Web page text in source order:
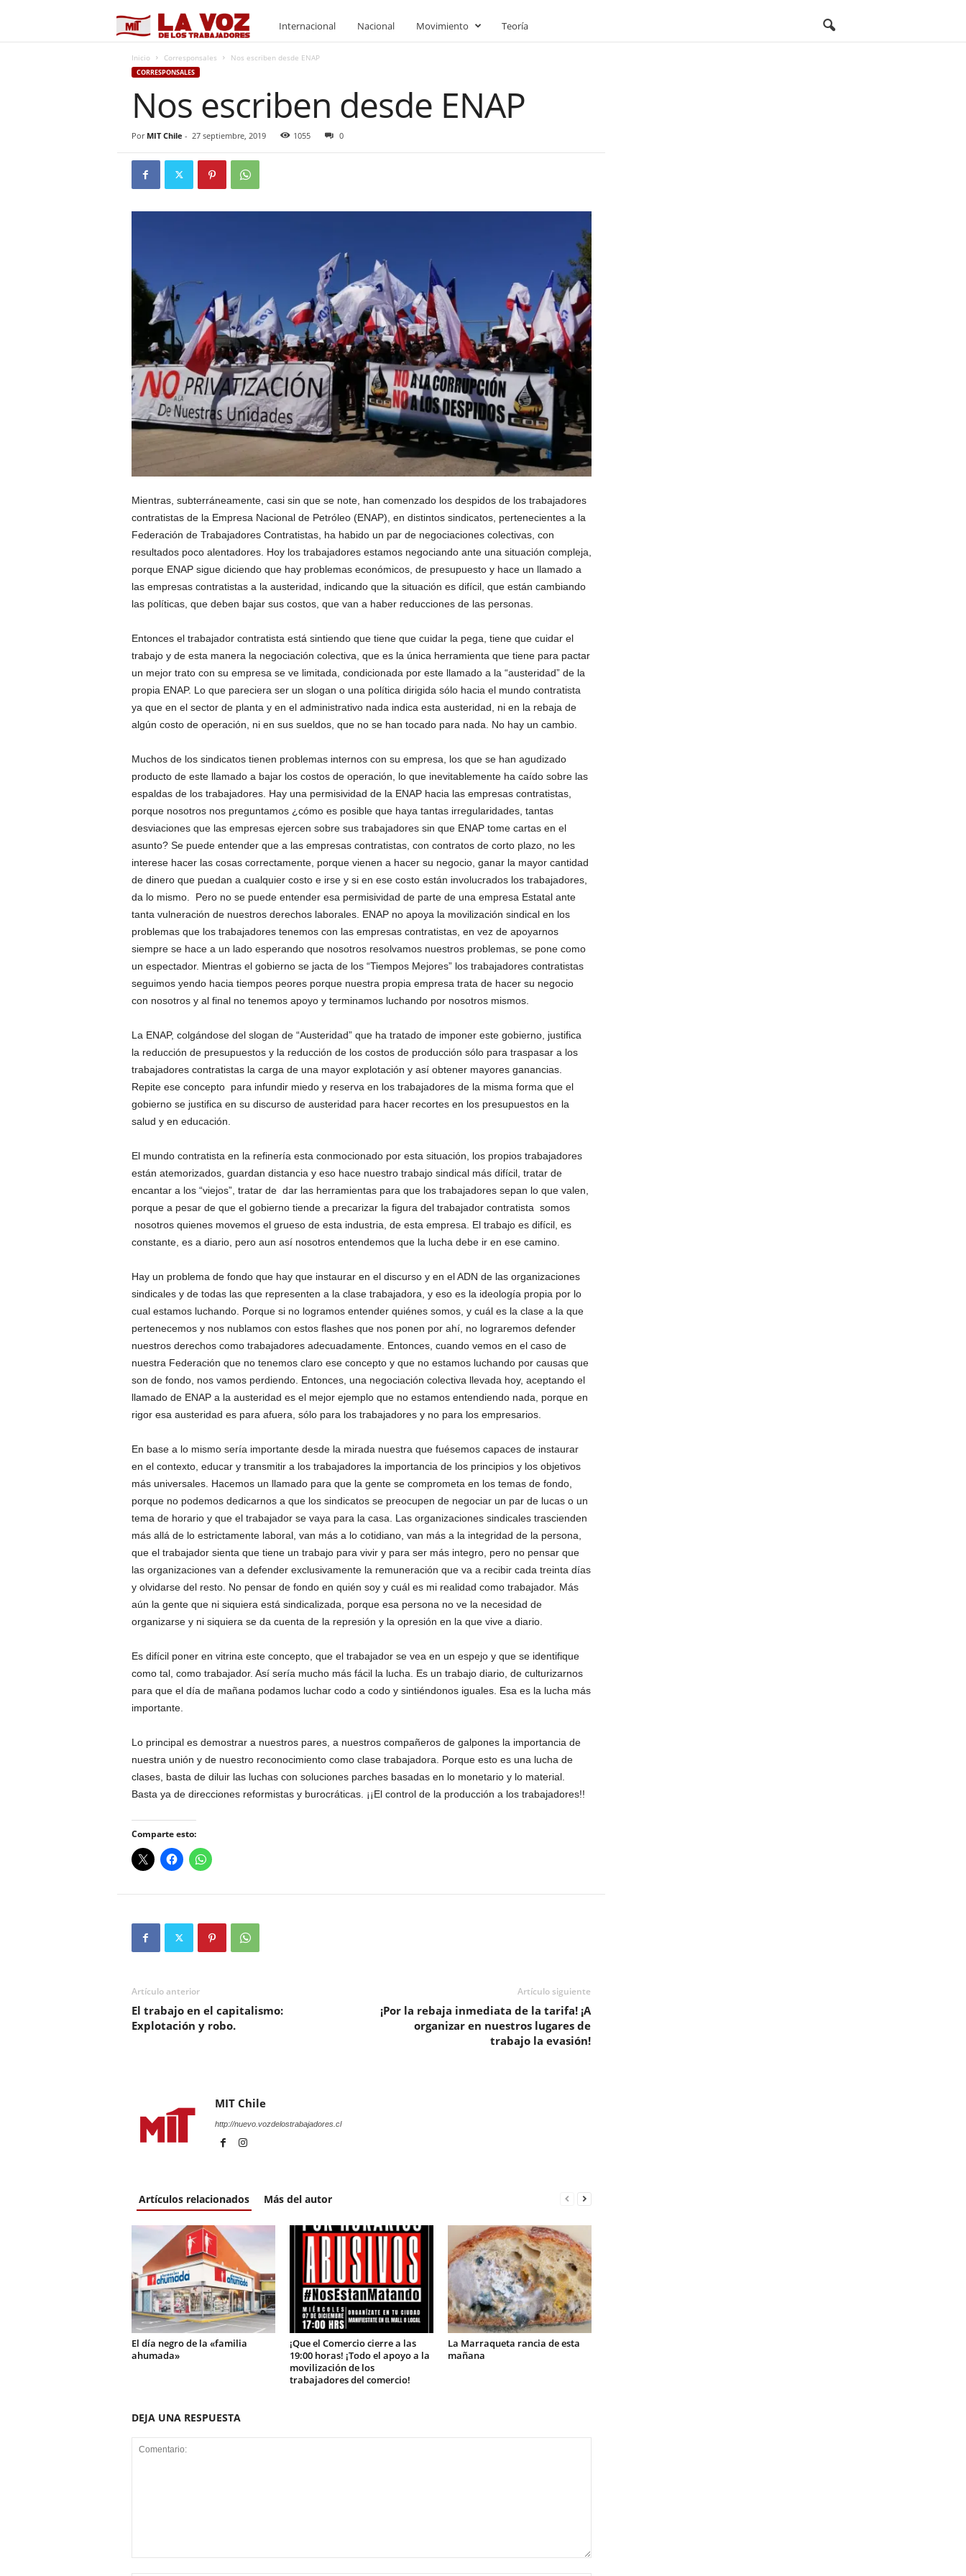
I
Internacional Nacional Movimiento Teoría
Inicio Corresponsales Nos escriben desde ENAP
CORRESPONSALES
Nos escriben desde ENAP
Por MIT Chile - 27 septiembre, 2019 1055 0
Mientras, subterráneamente, casi sin que se note, han comenzado los despidos de los trabajadores
contratistas de la Empresa Nacional de Petróleo (ENAP), en distintos sindicatos, pertenecientes a la
Federación de Trabajadores Contratistas, ha habido un par de negociaciones colectivas, con
resultados poco alentadores. Hoy los trabajadores estamos negociando ante una situación compleja,
porque ENAP sigue diciendo que hay problemas económicos, de presupuesto y hace un llamado a
las empresas contratistas a la austeridad, indicando que la situación es difícil, que están cambiando
las políticas, que deben bajar sus costos, que van a haber reducciones de las personas.
Entonces el trabajador contratista está sintiendo que tiene que cuidar la pega, tiene que cuidar el
trabajo y de esta manera la negociación colectiva, que es la única herramienta que tiene para pactar
un mejor trato con su empresa se ve limitada, condicionada por este llamado a la “austeridad” de la
propia ENAP. Lo que pareciera ser un slogan o una política dirigida sólo hacia el mundo contratista
ya que en el sector de planta y en el administrativo nada indica esta austeridad, ni en la rebaja de
algún costo de operación, ni en sus sueldos, que no se han tocado para nada. No hay un cambio.
Muchos de los sindicatos tienen problemas internos con su empresa, los que se han agudizado
producto de este llamado a bajar los costos de operación, lo que inevitablemente ha caído sobre las
espaldas de los trabajadores. Hay una permisividad de la ENAP hacia las empresas contratistas,
porque nosotros nos preguntamos ¿cómo es posible que haya tantas irregularidades, tantas
desviaciones que las empresas ejercen sobre sus trabajadores sin que ENAP tome cartas en el
asunto? Se puede entender que a las empresas contratistas, con contratos de corto plazo, no les
interese hacer las cosas correctamente, porque vienen a hacer su negocio, ganar la mayor cantidad
de dinero que puedan a cualquier costo e irse y si en ese costo están involucrados los trabajadores,
da lo mismo. Pero no se puede entender esa permisividad de parte de una empresa Estatal ante
tanta vulneración de nuestros derechos laborales. ENAP no apoya la movilización sindical en los
problemas que los trabajadores tenemos con las empresas contratistas, en vez de apoyarnos
siempre se hace a un lado esperando que nosotros resolvamos nuestros problemas, se pone como
un espectador. Mientras el gobierno se jacta de los “Tiempos Mejores” los trabajadores contratistas
seguimos yendo hacia tiempos peores porque nuestra propia empresa trata de hacer su negocio
con nosotros y al final no tenemos apoyo y terminamos luchando por nosotros mismos.
La ENAP, colgándose del slogan de “Austeridad” que ha tratado de imponer este gobierno, justifica
la reducción de presupuestos y la reducción de los costos de producción sólo para traspasar a los
trabajadores contratistas la carga de una mayor explotación y así obtener mayores ganancias.
Repite ese concepto para infundir miedo y reserva en los trabajadores de la misma forma que el
gobierno se justifica en su discurso de austeridad para hacer recortes en los presupuestos en la
salud y en educación.
El mundo contratista en la refinería esta conmocionado por esta situación, los propios trabajadores
están atemorizados, guardan distancia y eso hace nuestro trabajo sindical más difícil, tratar de
encantar a los “viejos”, tratar de dar las herramientas para que los trabajadores sepan lo que valen,
porque a pesar de que el gobierno tiende a precarizar la figura del trabajador contratista somos
nosotros quienes movemos el grueso de esta industria, de esta empresa. El trabajo es difícil, es
constante, es a diario, pero aun así nosotros entendemos que la lucha debe ir en ese camino.
Hay un problema de fondo que hay que instaurar en el discurso y en el ADN de las organizaciones
sindicales y de todas las que representen a la clase trabajadora, y eso es la ideología propia por lo
cual estamos luchando. Porque si no logramos entender quiénes somos, y cuál es la clase a la que
pertenecemos y nos nublamos con estos flashes que nos ponen por ahí, no lograremos defender
nuestros derechos como trabajadores adecuadamente. Entonces, cuando vemos en el caso de
nuestra Federación que no tenemos claro ese concepto y que no estamos luchando por causas que
son de fondo, nos vamos perdiendo. Entonces, una negociación colectiva llevada hoy, aceptando el
llamado de ENAP a la austeridad es el mejor ejemplo que no estamos entendiendo nada, porque en
rigor esa austeridad es para afuera, sólo para los trabajadores y no para los empresarios.
En base a lo mismo sería importante desde la mirada nuestra que fuésemos capaces de instaurar
en el contexto, educar y transmitir a los trabajadores la importancia de los principios y los objetivos
más universales. Hacemos un llamado para que la gente se comprometa en los temas de fondo,
porque no podemos dedicarnos a que los sindicatos se preocupen de negociar un par de lucas o un
tema de horario y que el trabajador se vaya para la casa. Las organizaciones sindicales trascienden
más allá de lo estrictamente laboral, van más a lo cotidiano, van más a la integridad de la persona,
que el trabajador sienta que tiene un trabajo para vivir y para ser más integro, pero no pensar que
las organizaciones van a defender exclusivamente la remuneración que va a recibir cada treinta días
y olvidarse del resto. No pensar de fondo en quién soy y cuál es mi realidad como trabajador. Más
aún la gente que ni siquiera está sindicalizada, porque esa persona no ve la necesidad de
organizarse y ni siquiera se da cuenta de la represión y la opresión en la que vive a diario.
Es difícil poner en vitrina este concepto, que el trabajador se vea en un espejo y que se identifique
como tal, como trabajador. Así sería mucho más fácil la lucha. Es un trabajo diario, de culturizarnos
para que el día de mañana podamos luchar codo a codo y sintiéndonos iguales. Esa es la lucha más
importante.
Lo principal es demostrar a nuestros pares, a nuestros compañeros de galpones la importancia de
nuestra unión y de nuestro reconocimiento como clase trabajadora. Porque esto es una lucha de
clases, basta de diluir las luchas con soluciones parches basadas en lo monetario y lo material.
Basta ya de direcciones reformistas y burocráticas. ¡¡El control de la producción a los trabajadores!!
Comparte esto:
Artículo anterior
El trabajo en el capitalismo:
Explotación y robo.
Artículo siguiente
¡Por la rebaja inmediata de la tarifa! ¡A
organizar en nuestros lugares de
trabajo la evasión!
MIT Chile
http://nuevo.vozdelostrabajadores.cl
Artículos relacionados Más del autor
El día negro de la «familia
ahumada»
¡Que el Comercio cierre a las
19:00 horas! ¡Todo el apoyo a la
movilización de los
trabajadores del comercio!
La Marraqueta rancia de esta
mañana
DEJA UNA RESPUESTA